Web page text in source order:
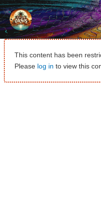
Ir
al
contenido
This content has been
Please log in to view this